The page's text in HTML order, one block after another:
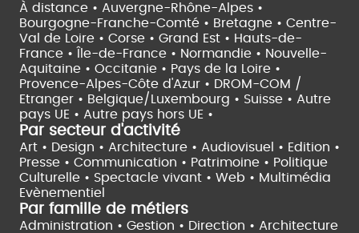
À distance • Auvergne-Rhône-Alpes •
Bourgogne-Franche-Comté • Bretagne • Centre-
Val de Loire • Corse • Grand Est • Hauts-de-
France •
Île-de-France • Normandie • Nouvelle-
Aquitaine • Occitanie • Pays de la Loire •
Provence-Alpes-Côte d'Azur • DROM-COM /
Etranger • Belgique/Luxembourg • Suisse • Autre
pays UE • Autre pays hors UE •
Par secteur d'activité
Art • Design • Architecture • Audiovisuel • Edition •
Presse • Communication • Patrimoine • Politique
Culturelle • Spectacle vivant • Web • Multimédia
Evènementiel
Par famille de métiers
Administration • Gestion • Direction • Architecture